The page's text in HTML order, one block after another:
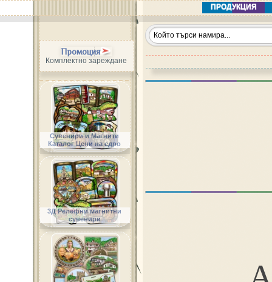
ПРОДУКЦИЯ
Промоция
Комплектно зареждане
Сувенири и Магнити
Каталог Цени на едро
3Д Релефни магнитни
сувенири